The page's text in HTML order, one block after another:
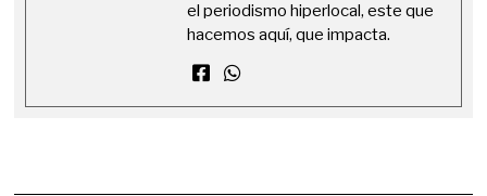
el periodismo hiperlocal, este que
hacemos aquí, que impacta.